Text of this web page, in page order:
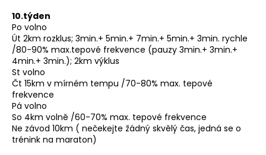
10.týden
Po volno
Út 2km rozklus; 3min.+ 5min.+ 7min.+ 5min.+ 3min. rychle
/80-90% max.tepové frekvence (pauzy 3min.+ 3min.+
4min.+ 3min.); 2km výklus
St volno
Čt 15km v mírném tempu /70-80% max. tepové
frekvence
Pá volno
So 4km volně /60-70% max. tepové frekvence
Ne závod 10km ( nečekejte žádný skvělý čas, jedná se o
trénink na maraton)